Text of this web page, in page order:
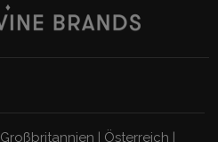
Großbritannien | Österreich |